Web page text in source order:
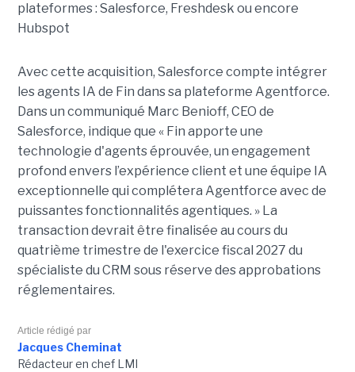
plateformes : Salesforce, Freshdesk ou encore
Hubspot
Avec cette acquisition, Salesforce compte intégrer
les agents IA de Fin dans sa plateforme Agentforce.
Dans un communiqué Marc Benioff, CEO de
Salesforce, indique que « Fin apporte une
technologie d'agents éprouvée, un engagement
profond envers l’expérience client et une équipe IA
exceptionnelle qui complétera Agentforce avec de
puissantes fonctionnalités agentiques. » La
transaction devrait être finalisée au cours du
quatrième trimestre de l'exercice fiscal 2027 du
spécialiste du CRM sous réserve des approbations
réglementaires.
Article rédigé par
Jacques Cheminat
Rédacteur en chef LMI